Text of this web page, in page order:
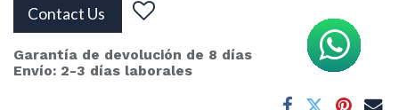
Contact Us
Garantía de devolución de 8 días
Envío: 2-3 días laborales